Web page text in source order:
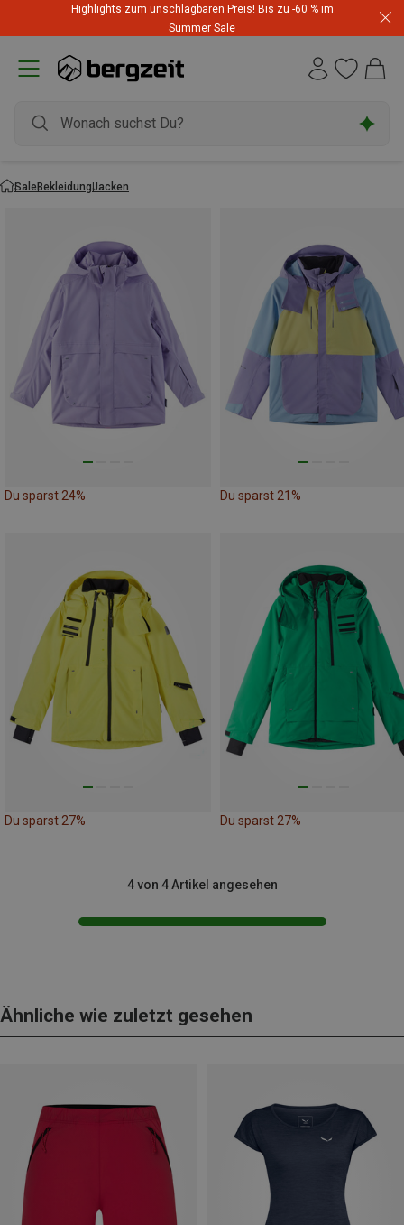
Highlights zum unschlagbaren Preis! Bis zu -60 % im
Summer Sale
SaleBekleidungJacken
Du sparst 24% Du sparst 21%
Du sparst 27% Du sparst 27%
4 von 4 Artikel angesehen
Ähnliche wie zuletzt gesehen